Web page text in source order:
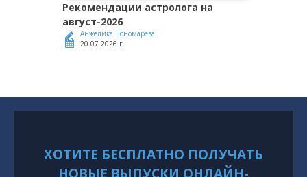
Рекомендации астролога на
август-2026
Анжелика Пономарёва
20.07.2026 г.
ХОТИТЕ БЕСПЛАТНО ПОЛУЧАТЬ